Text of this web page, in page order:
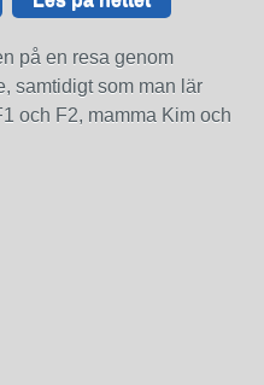
på en resa genom
samtidigt som man lär
och F2, mamma Kim och